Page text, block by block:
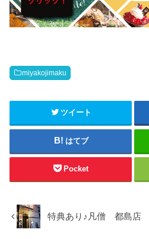
miyakojimaku
ツイート
はてブ
Pocket
特典あり♪凡僧 都島店